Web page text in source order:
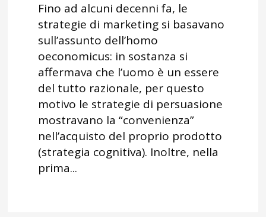
Fino ad alcuni decenni fa, le
strategie di marketing si basavano
sull’assunto dell’homo
oeconomicus: in sostanza si
affermava che l’uomo è un essere
del tutto razionale, per questo
motivo le strategie di persuasione
mostravano la “convenienza”
nell’acquisto del proprio prodotto
(strategia cognitiva). Inoltre, nella
prima...